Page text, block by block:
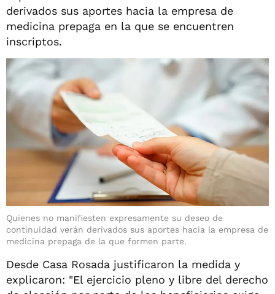
derivados sus aportes hacia la empresa de
medicina prepaga en la que se encuentren
inscriptos.
Quienes no manifiesten expresamente su deseo de
continuidad verán derivados sus aportes hacia la empresa de
medicina prepaga de la que formen parte.
Desde Casa Rosada justificaron la medida y
explicaron: "El ejercicio pleno y libre del derecho